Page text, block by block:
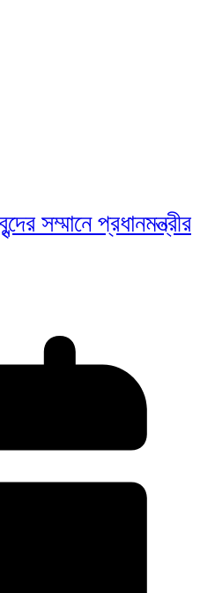
সম্মানে প্রধানমন্ত্রীর